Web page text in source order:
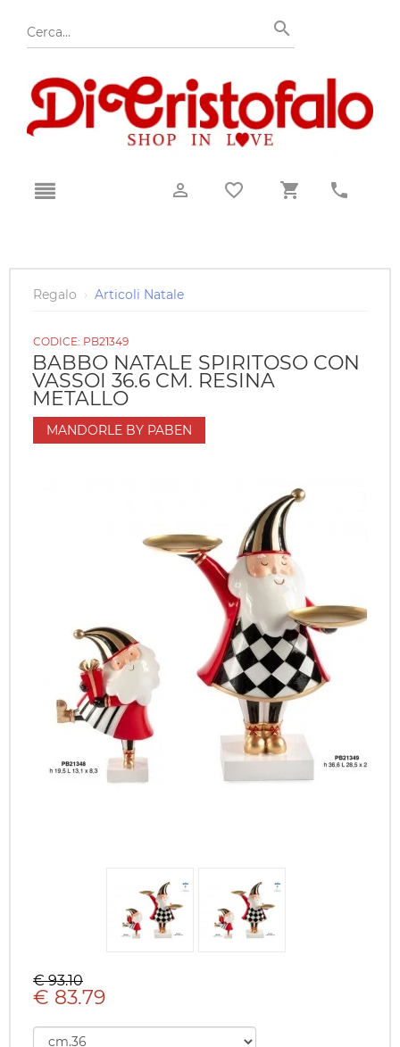
Regalo › Articoli Natale
CODICE: PB21349
BABBO NATALE SPIRITOSO CON
VASSOI 36.6 CM. RESINA
METALLO
MANDORLE BY PABEN
€ 93.10
€ 83.79